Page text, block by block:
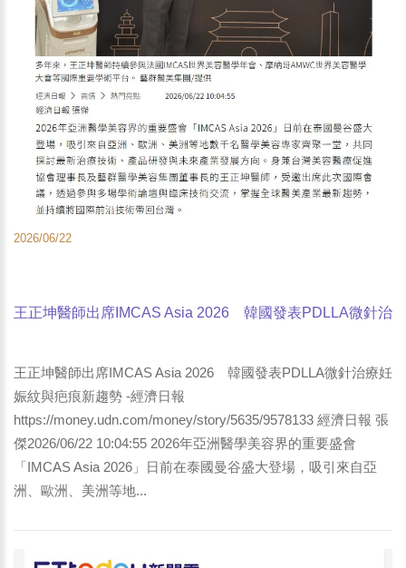
2026/06/22
王正坤醫師出席IMCAS Asia 2026 韓國發表PDLLA微針治
王正坤醫師出席IMCAS Asia 2026 韓國發表PDLLA微針治療妊
娠紋與疤痕新趨勢 -經濟日報
https://money.udn.com/money/story/5635/9578133 經濟日報 張
傑2026/06/22 10:04:55 2026年亞洲醫學美容界的重要盛會
「IMCAS Asia 2026」日前在泰國曼谷盛大登場，吸引來自亞
洲、歐洲、美洲等地...